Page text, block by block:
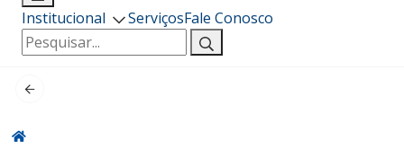
Institucional ServiçosFale Conosco
Pesquisar
por: